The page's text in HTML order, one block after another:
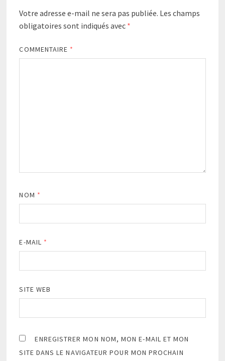
Votre adresse e-mail ne sera pas publiée. Les champs
obligatoires sont indiqués avec *
COMMENTAIRE *
NOM *
E-MAIL *
SITE WEB
ENREGISTRER MON NOM, MON E-MAIL ET MON
SITE DANS LE NAVIGATEUR POUR MON PROCHAIN